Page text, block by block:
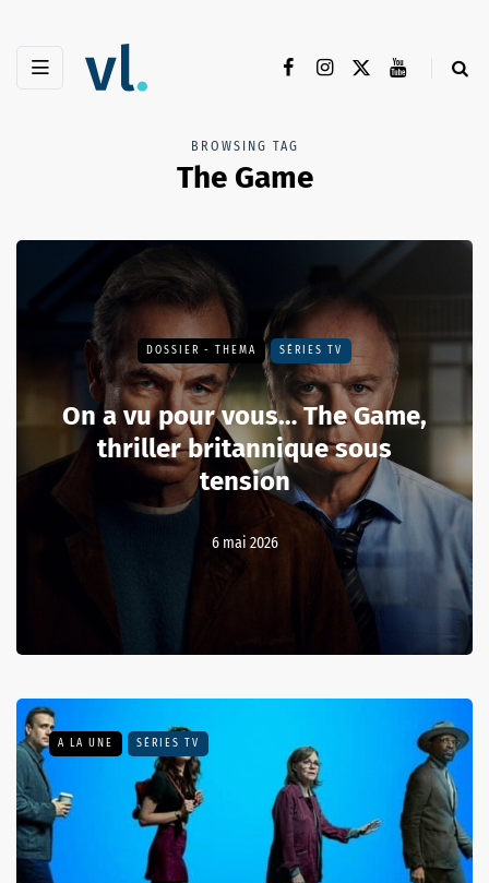
BROWSING TAG
The Game
DOSSIER - THEMA SÉRIES TV
On a vu pour vous… The Game,
thriller britannique sous
tension
6 mai 2026
A LA UNE SÉRIES TV